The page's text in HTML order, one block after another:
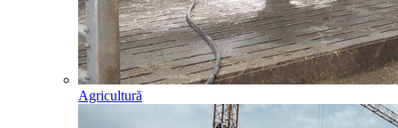
Agricultură